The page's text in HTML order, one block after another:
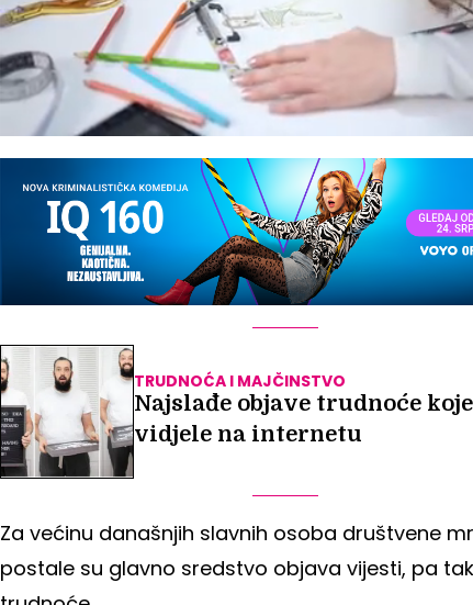
TRUDNOĆA I MAJČINSTVO
Najslađe objave trudnoće
vidjele na internetu
Za većinu današnjih slavnih osoba društvene
postale su glavno sredstvo objava vijesti, pa